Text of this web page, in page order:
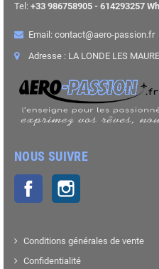
Tel: +33 986758905 - 614293257
Email: contact@aero-passion.fr
Adresse : LA LONDE LES
NOUS SUIVRE
Facebook
Conditions générales de vente
Confidentialité